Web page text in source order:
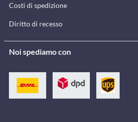
Costi di spedizione
Diritto di recesso
Noi spediamo con